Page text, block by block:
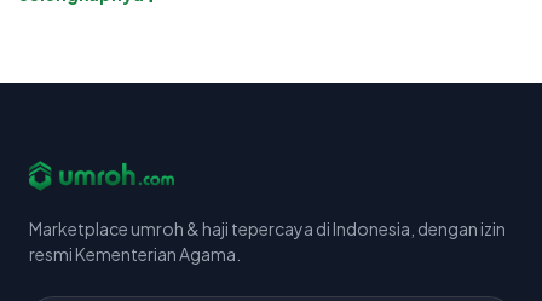
Marketplace umroh & haji tepercaya di Indonesia, dengan izin
resmi Kementerian Agama.